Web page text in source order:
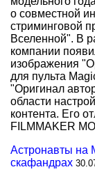
о совместной
стриминговой
Вселенной". В
компании
изображения
для пульта
"Оригинал
области
контента. Его
FILMMAKER
Астронавты на
скафандрах